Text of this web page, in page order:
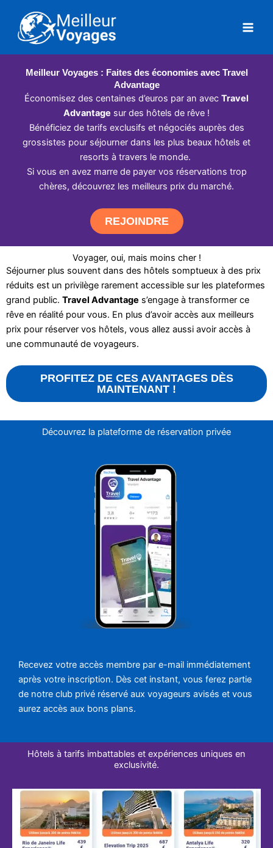
contenu
Meilleur Voyages : Faites des économies avec Travel
Advantage
Économisez des centaines d’euros par an avec Travel
Advantage sur des hôtels de rêve !
Bénéficiez de tarifs exclusifs et négociés auprès des
grossistes pour séjourner dans les plus beaux hôtels et
resorts à travers le monde.
Si vous en avez marre de payer vos réservations trop
chères, découvrez les meilleurs prix du marché.
REJOINDRE
Voyager, oui, mais moins cher !
Séjourner plus souvent dans des hôtels somptueux à des prix
réduits est un privilège rarement accessible sur les plateformes
grand public. Travel Advantage s’engage à transformer ce
rêve en réalité pour vous. En plus d’avoir accès aux meilleurs
prix pour réserver vos hôtels, vous allez aussi avoir accès à
une communauté de voyageurs.
PROFITEZ DE CES AVANTAGES DÈS
MAINTENANT !
Découvrez la plateforme de réservation privée
Recevez votre accès membre par e-mail immédiatement
après votre inscription. Dès cet instant, vous ferez partie
de notre club privé réservé aux voyageurs avisés et vous
aurez accès aux bons plans.
Hôtels à tarifs imbattables et expériences uniques en
exclusivité.